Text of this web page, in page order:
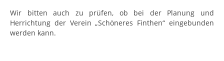
Wir bitten auch zu prüfen, ob bei der Planung und
Herrichtung der Verein „Schöneres Finthen“ eingebunden
werden kann.